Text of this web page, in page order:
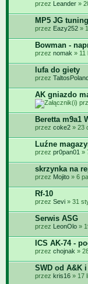
przez Leander »
MP5 JG tuning
przez Eazy252 »
Bowman -
przez nomak » 11
lufa do giety
przez
AK gniazdo
Beretta m9a1
przez coke2 » 23
Luźne
przez pr0pan01 »
skrzynka na
przez Mojito » 6
Rf-10
przez Sevi » 31
Serwis ASG
przez LeonOlo »
ICS AK-74 -
przez chojnak »
SWD od A&K
przez kris16 » 17